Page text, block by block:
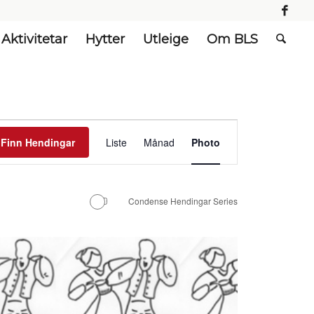
Aktivitetar Hytter Utleige Om BLS
Finn Hendingar
visingsnavigasjon
Liste Månad Photo
Condense Hendingar Series